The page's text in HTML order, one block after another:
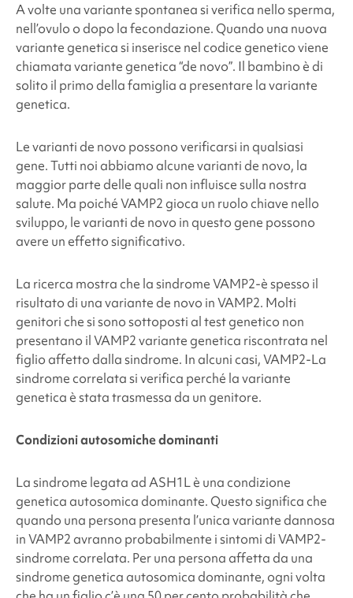
A volte una variante spontanea si verifica nello sperma,
nell’ovulo o dopo la fecondazione. Quando una nuova
variante genetica si inserisce nel codice genetico viene
chiamata variante genetica “de novo”. Il bambino è di
solito il primo della famiglia a presentare la variante
genetica.
Le varianti de novo possono verificarsi in qualsiasi
gene. Tutti noi abbiamo alcune varianti de novo, la
maggior parte delle quali non influisce sulla nostra
salute. Ma poiché VAMP2 gioca un ruolo chiave nello
sviluppo, le varianti de novo in questo gene possono
avere un effetto significativo.
La ricerca mostra che la sindrome VAMP2-è spesso il
risultato di una variante de novo in VAMP2. Molti
genitori che si sono sottoposti al test genetico non
presentano il VAMP2variante genetica riscontrata nel
figlio affetto dalla sindrome. In alcuni casi, VAMP2-La
sindrome correlata si verifica perché la variante
genetica è stata trasmessa da un genitore.
Condizioni autosomiche dominanti
Lasindrome legata ad ASH1Lè una condizione
genetica autosomica dominante. Questo significa che
quando una persona presenta l’unica variante dannosa
in VAMP2 avranno probabilmente i sintomi di VAMP2-
sindrome correlata. Per una persona affetta da una
sindrome genetica autosomica dominante, ogni volta